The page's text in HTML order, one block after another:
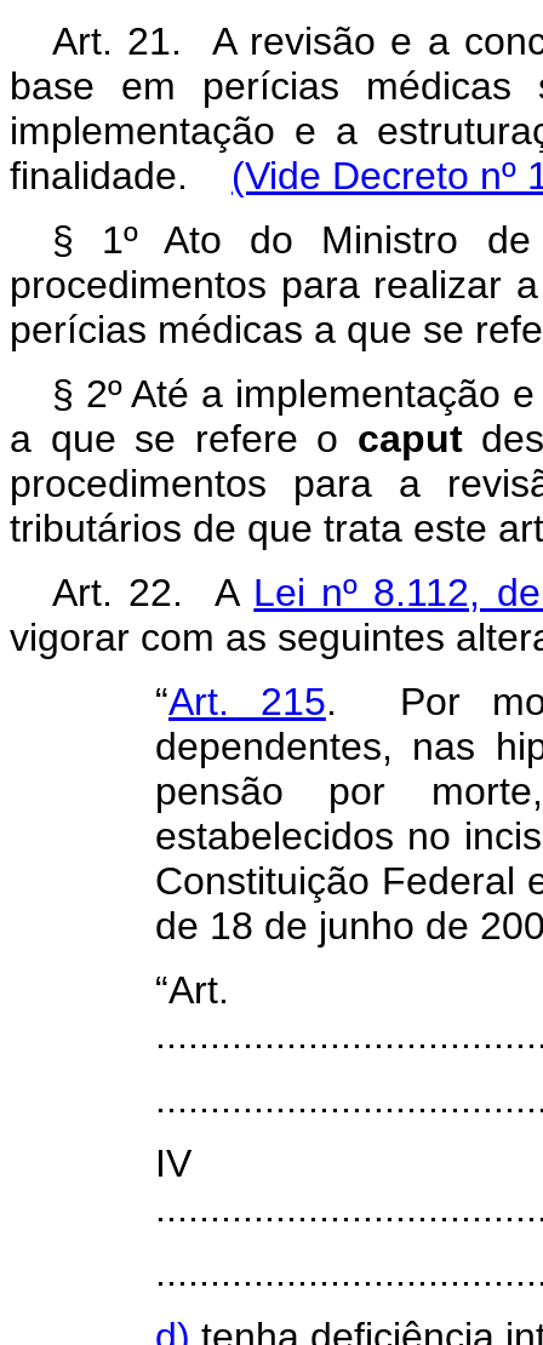
Art. 21. A revisão e a
base em perícias médicas
implementação e a
finalidade. (Vide Decreto nº
§ 1º Ato do Ministro de
procedimentos para realizar
perícias médicas a que se
§ 2º Até a implementação
a que se refere o caput
procedimentos para a
tributários de que trata este
Art. 22. A Lei nº 8.112,
vigorar com as seguintes
“Art. 215. Por
dependentes, nas
pensão por
estabelecidos no
Constituição Federal
de 18 de junho de